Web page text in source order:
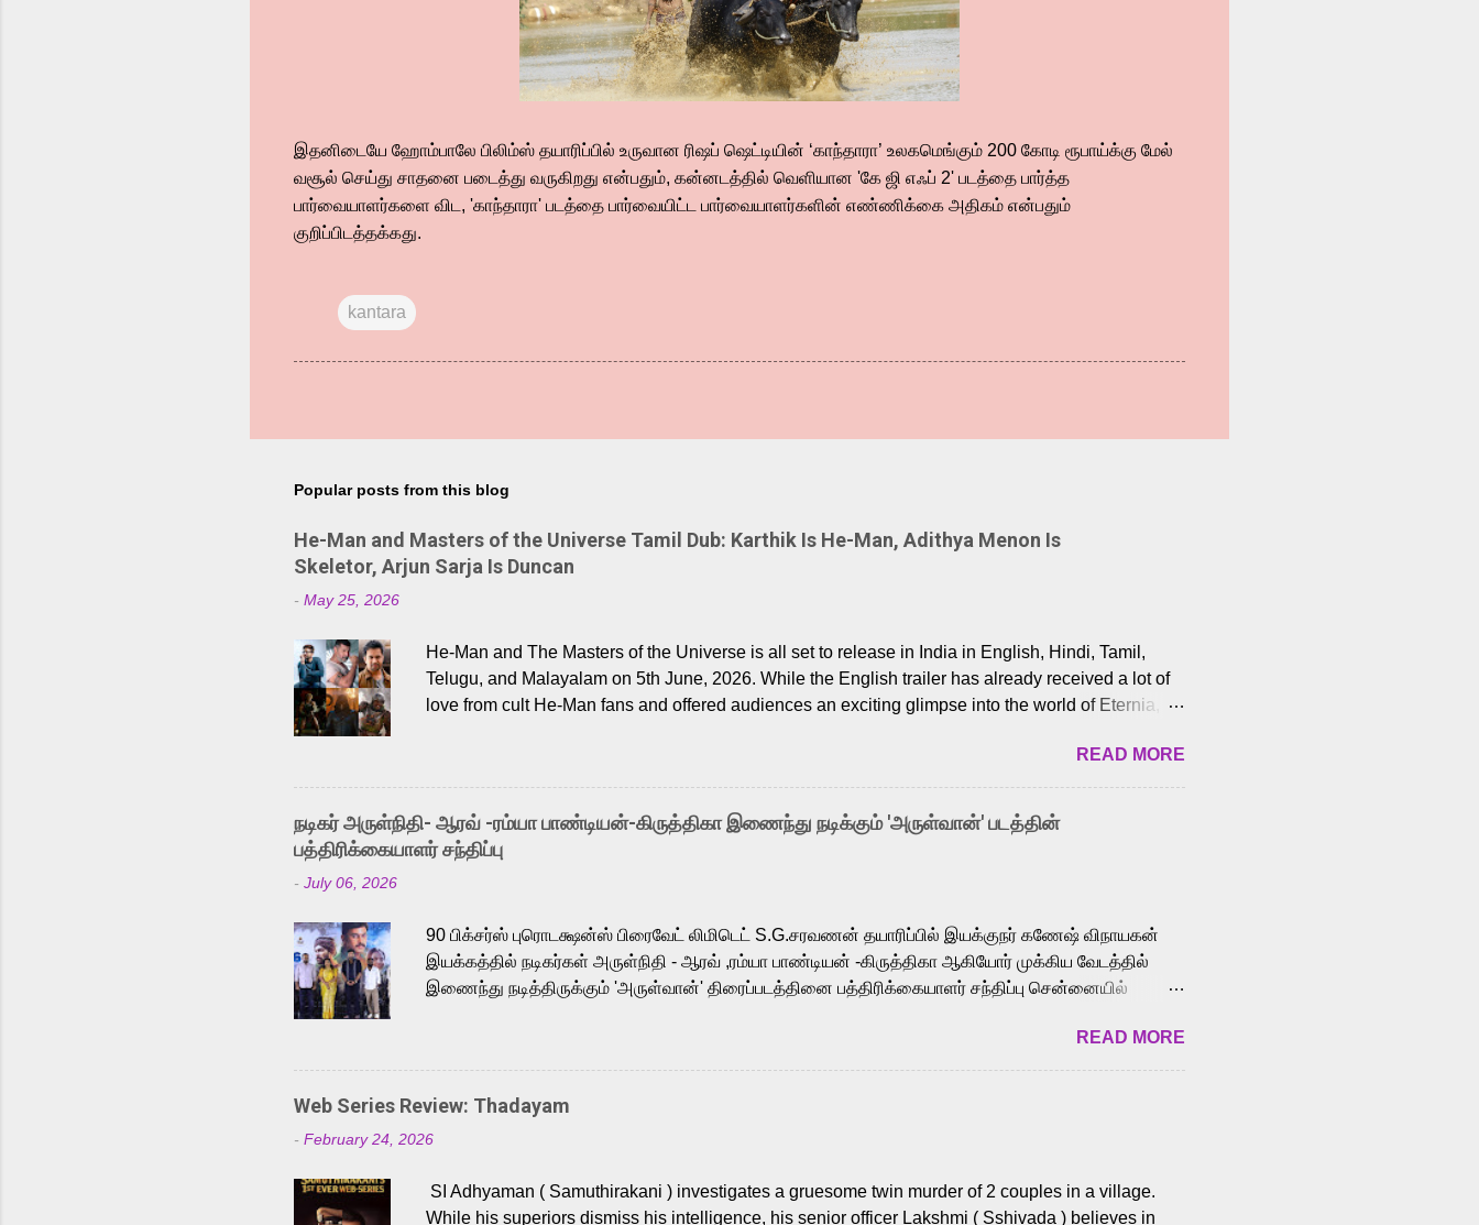
இதனிடையே ஹோம்பாலே பிலிம்ஸ் தயாரிப்பில் உருவான ரிஷப் ஷெட்டியின் ‘காந்தாரா’ உலகமெங்கும் 200 கோடி ரூபாய்க்கு மேல்
வசூல் செய்து சாதனை படைத்து வருகிறது என்பதும், கன்னடத்தில் வெளியான 'கே ஜி எஃப் 2' படத்தை பார்த்த
பார்வையாளர்களை விட, 'காந்தாரா' படத்தை பார்வையிட்ட பார்வையாளர்களின் எண்ணிக்கை அதிகம் என்பதும்
குறிப்பிடத்தக்கது.
kantara
Popular posts from this blog
He-Man and Masters of the Universe Tamil Dub: Karthik Is He-Man, Adithya Menon Is
Skeletor, Arjun Sarja Is Duncan
- May 25, 2026
He-Man and The Masters of the Universe is all set to release in India in English, Hindi, Tamil,
Telugu, and Malayalam on 5th June, 2026. While the English trailer has already received a lot of
love from cult He-Man fans and offered audiences an exciting glimpse into the world of Eternia,
Adding to the growing buzz is the film’s powerful Tamil voice cast led by celebrated playback
singer Karthik, who lends his voice to the iconic superhero He-Man. Known for memorable songs
like “Behene De” from Raavan, “Oru Maalai” from Ghajini, and “Mun Andhi” from 7 Aum Arivu,
Karthik is loved for his versatile voice and strong command over multiple languages, making him
a strong fit for the legendary character. Adithya Menon, known for portraying memorable
READ MORE
நடிகர் அருள்நிதி- ஆரவ் -ரம்யா பாண்டியன்-கிருத்திகா இணைந்து நடிக்கும் 'அருள்வான்' படத்தின்
பத்திரிக்கையாளர் சந்திப்பு
- July 06, 2026
90 பிக்சர்ஸ் புரொடக்ஷன்ஸ் பிரைவேட் லிமிடெட் S.G.சரவணன் தயாரிப்பில் இயக்குநர் கணேஷ் விநாயகன்
இயக்கத்தில் நடிகர்கள் அருள்நிதி - ஆரவ் ,ரம்யா பாண்டியன் -கிருத்திகா ஆகியோர் முக்கிய வேடத்தில்
இணைந்து நடித்திருக்கும் 'அருள்வான்' திரைப்படத்தினை பத்திரிக்கையாளர் சந்திப்பு சென்னையில்
அருள்நிதி, ஆரவ், காளி வெங்கட், ரம்யா பாண்டியன், வி டி வி கணேஷ் , ஜான் விஜய், பேபி கிருத்திகா,
'பருத்திவீரன்' சரவணன், ஹரிஷ் உத்தமன் உள்ளிட்ட பலர் நடித்திருக்கிறார்கள். எம். சுகுமார் ஒளிப்பதிவு
செய்திருக்கும் இந்த திரைப்படத்திற்கு ஜீ. வி. பிரகாஷ் குமார் இசையமைத்திருக்கிறார். லால்குடி
இளையராஜா கலை இயக்கத்தை கவனிக்க.. லாரன்ஸ் கிஷோர் படத் தொகுப்பு பணிகளை
மேற்கொண்டிருக்கிறார். கல்வியின் அவசியத்தை வலியுறுத்தி தயாராகி இருக்கும் இந்தத் திரைப்படத்தை 90
இப்படத்தை சக்தி பிலிம் ஃபேக்டரி நிறுவனம் சார்பில் சக்திவேலன் வழங...
READ MORE
Web Series Review: Thadayam
- February 24, 2026
SI Adhyaman ( Samuthirakani ) investigates a gruesome twin murder of 2 couples in a village.
While his superiors dismiss his intelligence, his senior officer Lakshmi ( Sshivada ) believes in